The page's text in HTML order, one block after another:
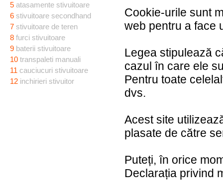
5 atasamente stivuitoare
6 stivuitoare secondhand
7 stivuitoare de teren
8 furci stivuitoare
9 baterii stivuitoare
10 transpaleti manuali
11 cauciucuri stivuitoare
12 inchirieri stivuitor
Cookie-urile sunt
web pentru a face
Legea stipulează
cazul în care ele
Pentru toate
dvs.
Acest site
plasate de către
Puteți, în orice
Declarația privind